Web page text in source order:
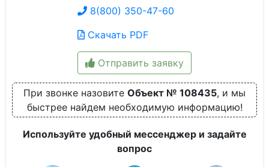
8(800) 350-47-60
Скачать PDF
Отправить заявку
При звонке назовите Объект № 108435, и мы
быстрее найдем необходимую информацию!
Используйте удобный мессенджер и задайте
вопрос